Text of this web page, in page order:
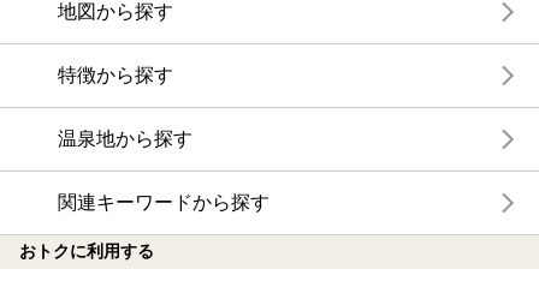
地図から探す
特徴から探す
温泉地から探す
関連キーワードから探す
おトクに利用する